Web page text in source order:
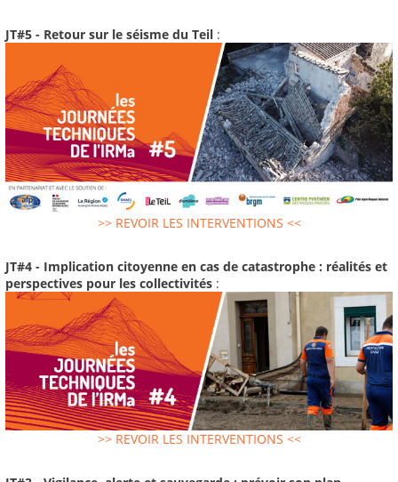
JT#5 - Retour sur le séisme du Teil :
>> REVOIR LES INTERVENTIONS <<
JT#4 - Implication citoyenne en cas de catastrophe : réalités et
perspectives pour les collectivités :
>> REVOIR LES INTERVENTIONS <<